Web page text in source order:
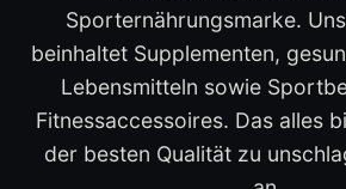
Sporternährungsmarke.
beinhaltet Supplementen,
Lebensmitteln sowie
Fitnessaccessoires. Das alles
der besten Qualität zu